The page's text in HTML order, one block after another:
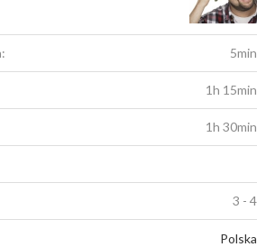
5min
1h 15min
1h 30min
3 - 4
Polska